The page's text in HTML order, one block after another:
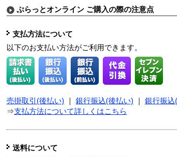
ぷらっとオンライン ご購入の際の注意点
支払方法について
以下のお支払い方法がご利用できます。
売掛取引(後払い) 銀行振込(後払い) 銀行振込
⇒支払方法について詳しくはこちら
送料について